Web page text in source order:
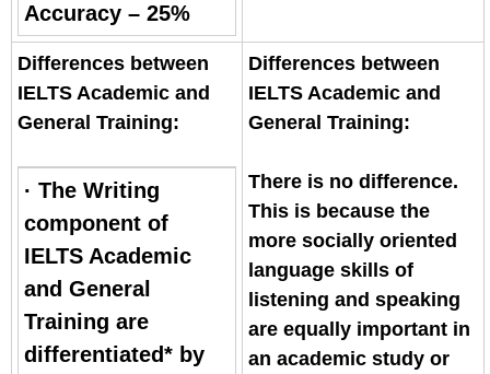
Accuracy – 25%
Differences between
IELTS Academic and
General Training:
· The Writing
component of
IELTS Academic
and General
Training are
differentiated* by
Differences between
IELTS Academic and
General Training:
There is no difference.
This is because the
more socially oriented
language skills of
listening and speaking
are equally important in
an academic study or